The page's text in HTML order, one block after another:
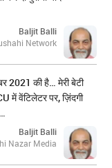
Baljit Balli
Network
2021 की है… मेरी बेटी
में वेंटिलेटर पर, ज़िंदगी
Baljit Balli
Nazar Media